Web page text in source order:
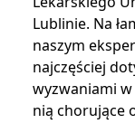
Lublinie. Na
naszym
najczęściej
wyzwaniami
nią chorujące